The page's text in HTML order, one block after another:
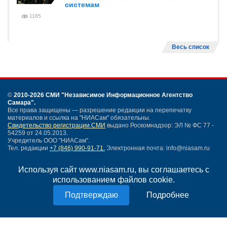
Используя сайт www.niasam.ru, вы соглашаетесь с
использованием файлов cookie.
Подробнее
системам
1185
Весь список
© 2010-2026 СМИ "Независимое Информационное Агентство
Самара".
Все права защищены — разрешение редакции на перепечатку
материалов и ссылка на "НИАСам" обязательны.
Свидетельство регистрации СМИ выдано Роскомнадзор: ЭЛ № ФС 77 -
54259 от 24.05.2013.
Учредитель ООО "НИАСам".
Тел. редакции +7 (846) 990-91-71. Электронная почта: info@niasam.ru
Карта сайта
Нашли ошибку?
Политика конфиденциальности
Согласие на обработку персональных данных